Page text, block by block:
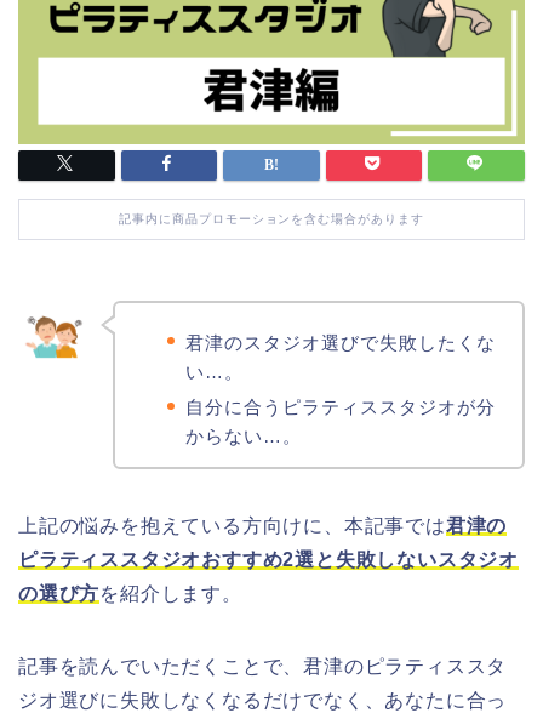
記事内に商品プロモーションを含む場合があります
君津のスタジオ選びで失敗したくな
い…。
自分に合うピラティススタジオが分
からない…。
上記の悩みを抱えている方向けに、本記事では君津の
ピラティススタジオおすすめ2選と失敗しないスタジオ
の選び方を紹介します。
記事を読んでいただくことで、君津のピラティススタ
ジオ選びに失敗しなくなるだけでなく、あなたに合っ